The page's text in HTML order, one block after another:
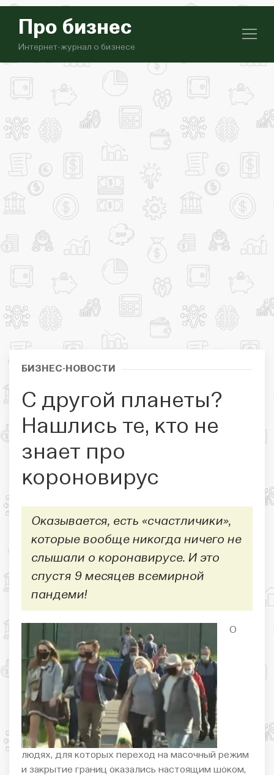
Про бизнес
Интернет-журнал о бизнесе
БИЗНЕС-НОВОСТИ
С другой планеты?
Нашлись те, кто не
знает про
короновирус
Оказывается, есть «счастличики»,
которые вообще никогда ничего не
слышали о коронавирусе. И это
спустя 9 месяцев всемирной
пандеми!
О
людях, для которых переход на масочный режим
и закрытие границ оказались настоящим шоком,